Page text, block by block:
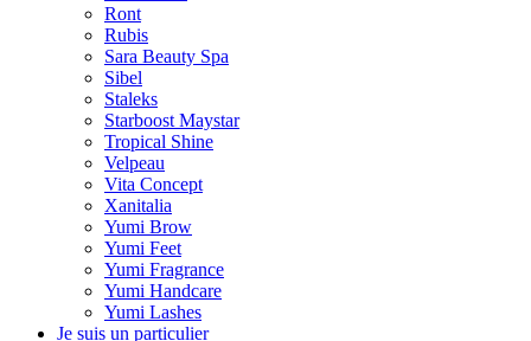
Ront
Rubis
Sara Beauty Spa
Sibel
Staleks
Starboost Maystar
Tropical Shine
Velpeau
Vita Concept
Xanitalia
Yumi Brow
Yumi Feet
Yumi Fragrance
Yumi Handcare
Yumi Lashes
Je suis un particulier